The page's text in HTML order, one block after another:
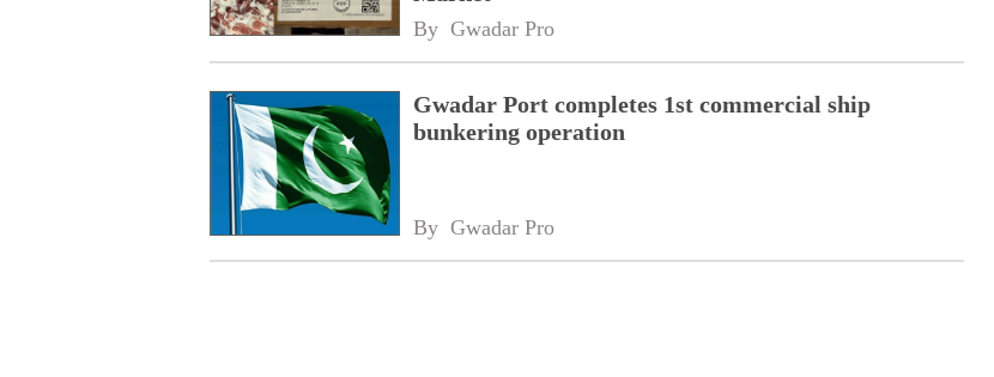
By Gwadar Pro
Gwadar Port completes 1st commercial ship
bunkering operation
By Gwadar Pro